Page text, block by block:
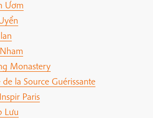
Ươm
Monastery
la Source Guérissante
Paris
Lưu